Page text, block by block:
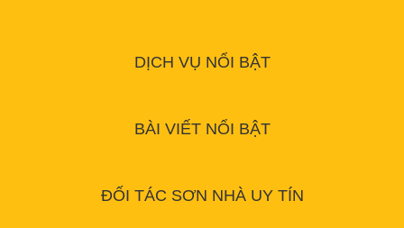
DỊCH VỤ NỔI BẬT
BÀI VIẾT NỔI BẬT
ĐỐI TÁC SƠN NHÀ UY TÍN